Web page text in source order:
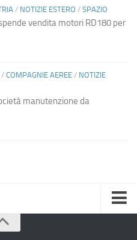
/ NOTIZIE ESTERO / SPAZIO
vendita motori RD180 per
/ COMPAGNIE AEREE / NOTIZIE
manutenzione da